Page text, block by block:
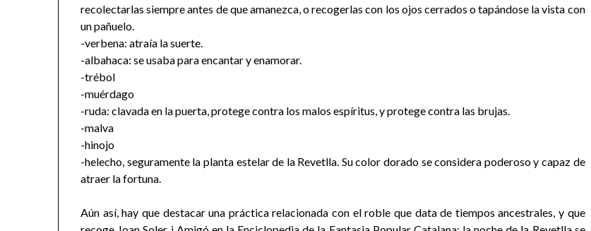
recolectarlas siempre antes de que amanezca, o recogerlas con los ojos cerrados o tapándose la vista con
un pañuelo.
-verbena: atraía la suerte.
-albahaca: se usaba para encantar y enamorar.
-trébol
-muérdago
-ruda: clavada en la puerta, protege contra los malos espíritus, y protege contra las brujas.
-malva
-hinojo
-helecho, seguramente la planta estelar de la Revetlla. Su color dorado se considera poderoso y capaz de
atraer la fortuna.
Aún así, hay que destacar una práctica relacionada con el roble que data de tiempos ancestrales, y que